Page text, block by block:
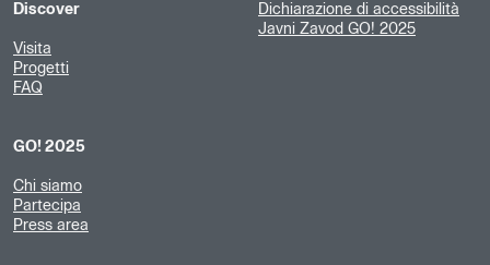
Discover
Visita
Progetti
FAQ
GO! 2025
Chi siamo
Partecipa
Press area
Dichiarazione di accessibilità
Javni Zavod GO! 2025